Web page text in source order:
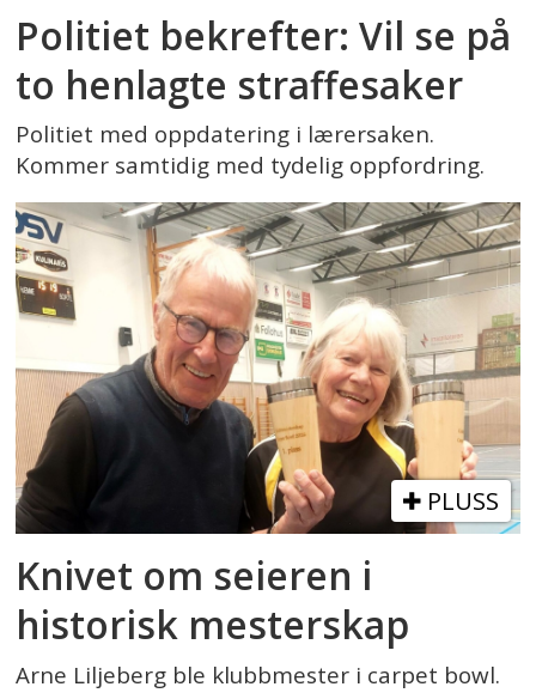
Politiet bekrefter: Vil se på
to henlagte straffesaker
Politiet med oppdatering i lærersaken.
Kommer samtidig med tydelig oppfordring.
PLUSS
Knivet om seieren i
historisk mesterskap
Arne Liljeberg ble klubbmester i carpet bowl.